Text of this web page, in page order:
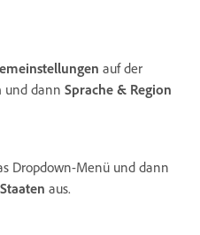
auf der
und dann Sprache & Region
Dropdown-Menü und dann
aus.